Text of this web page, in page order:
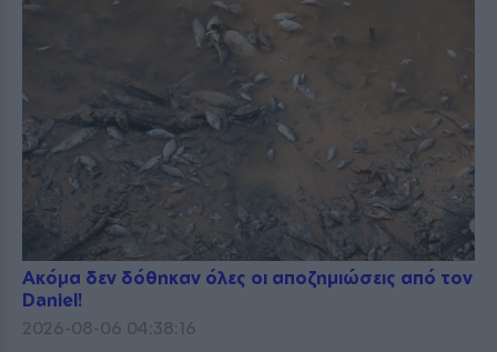
Ακόμα δεν δόθηκαν όλες οι αποζημιώσεις από τον
Daniel!
2026-08-06 04:38:16